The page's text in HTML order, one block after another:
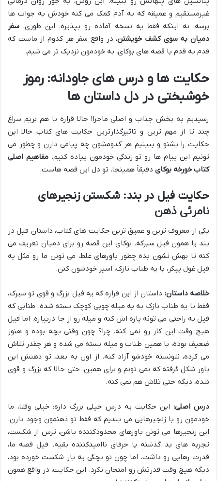
غیرمستقیم و عمیقه که به آدم کمک می کنه خودش به جواب ها
برسه، نه اینکه فقط یه نسخه آماده رو بپذیره. این طوری، سفر
دمیان به سوی کشف خویشتن، در واقع سفر هر کدوم از ماست که
قدم به قدم با قصه های بوکای، به خودمون نزدیک تر می شیم.
حکایت ها و درس های جاودانه: رموز
خوشبختی در دل داستان ها
رسیدیم به بخش جذاب و اصلی ماجرا! حالا قراره با هم بریم سراغ
چند تا از مهم ترین و تاثیرگذارترین حکایت های کتاب حالا این
حکایت را بشنو و ببینیم هر کدومشون چه پیامی دارن و چطور می
تونیم این پیام ها رو تو زندگی خودمون پیاده کنیم.مفاهیم اصلی
کتاب خورخه بوکای دقیقاً همینجا، تو دل این قصه هاست.
حکایت فیل در بند: شکستن زنجیرهای
نامرئی ذهن
یکی از معروف ترین و عمیق ترین حکایت های کتاب، داستان فیل در
بند یا همون فیل سیرکه. بوکای این قصه رو برای دمیان تعریف می
کنه تا بهش نشون بده چطور باورهای غلط، می تونن ما رو مثل یه
فیل غول پیکر، با یه طناب نازک، اسیر خودشون کنن.
خلاصه داستان: داستان از این قراره که یه فیل بزرگ و قوی تو سیرک،
فقط با یه طناب نازک به یه میله چوبی کوچک بسته شده. طنابی که
فیل به راحتی می تونه پاره اش کنه و میله رو از جا دربیاره. اما فیل
هیچ وقت این کار رو نمی کنه. چرا؟ چون وقتی بچه بوده و هنوز
ضعیف بوده، با همین طناب و میله بسته می شده و هر چقدر تلاش
می کرده، نتونسته خودشو آزاد کنه. از اون به بعد، تو ذهنش این
باور شکل گرفته که نمی تونم و برای همین، حتی حالا که بزرگ و قوی
شده، دیگه حتی تلاش هم نمی کنه.
درس اصلی: این حکایت یه درس خیلی بزرگ داره: خیلی وقتا، ما
خودمون رو با زنجیرهایی می بندیم که فقط تو ذهنمون وجود دارن.
این زنجیرها می تونن باورهای محدودکننده باشن، ترس از شکست،
تجربه های بد گذشته یا حرفای ناامیدکننده بقیه. فیل قصه ما،
قدرت رهایی رو داشت، اما چون تو بچگی یه بار شکست خورده بود،
دیگه هیچ وقت قدرتش رو امتحان نکرد. این حکایت، در واقع همون